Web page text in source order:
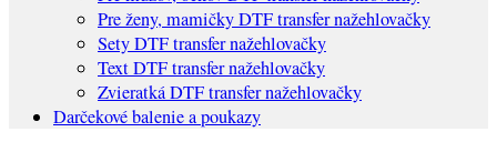
Pre ženy, mamičky DTF transfer nažehlovačky
Sety DTF transfer nažehlovačky
Text DTF transfer nažehlovačky
Zvieratká DTF transfer nažehlovačky
Darčekové balenie a poukazy